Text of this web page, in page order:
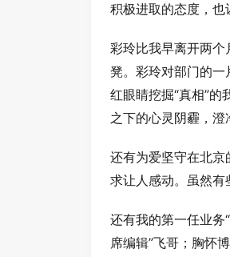
积极进取的态度，也
彩玲比我早离开两
凳。彩玲对部门的
红眼睛挖掘“真相”
之下的心灵阴霾，澄
还有为爱坚守在北
求让人感动。虽然有
还有我的第一任业务
席编辑”飞哥；胸怀